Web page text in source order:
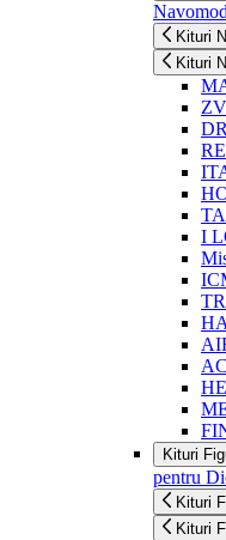
Kituri
Kituri
I
Kituri
pentru
Kituri
Kituri